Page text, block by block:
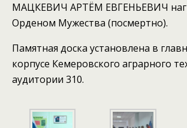
МАЦКЕВИЧ АРТЁМ ЕВГЕНЬЕВИЧ
Орденом Мужества (посмертно).
Памятная доска установлена в
корпусе Кемеровского аграрного
аудитории 310.